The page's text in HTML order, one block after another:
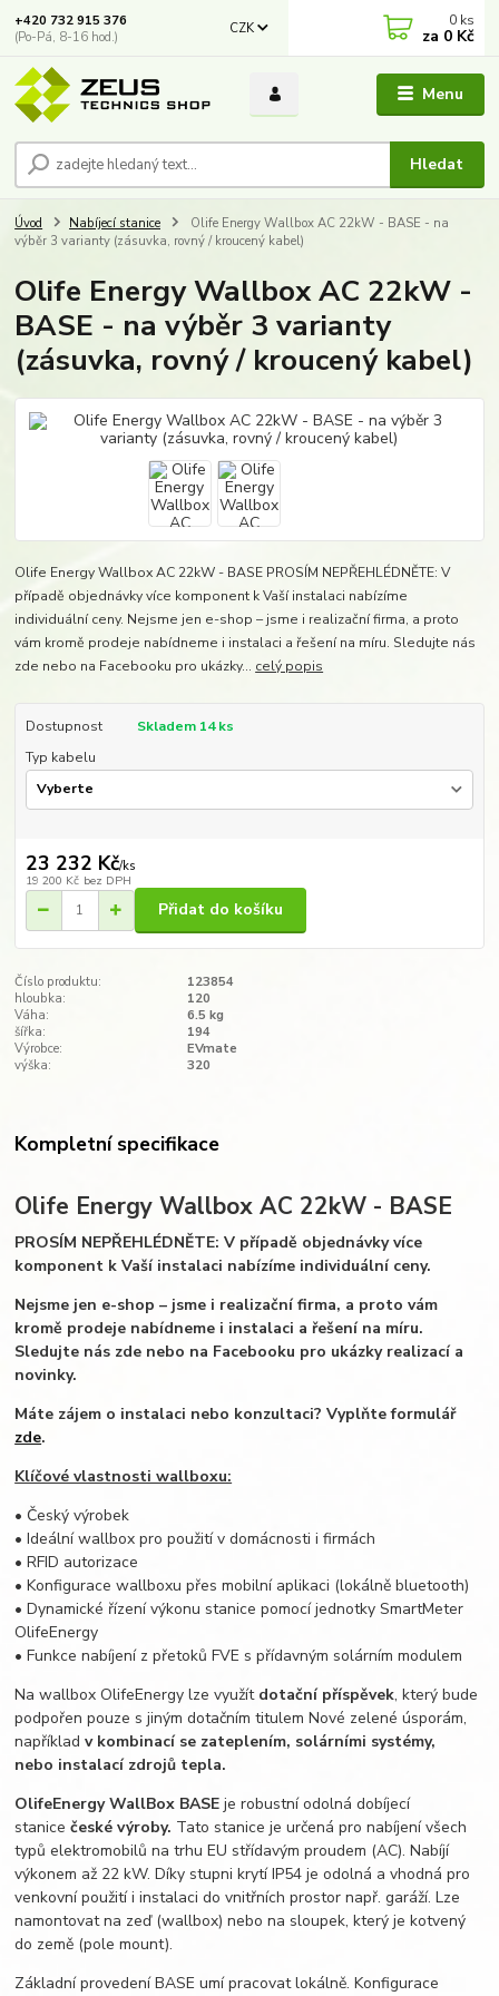
Menu
CZK
Hledat
+420 732 915 376
(Po-Pá, 8-16 hod.)
0 ks
za 0 Kč
Úvod Nabíjecí stanice
Olife Energy Wallbox AC 22kW - BASE - na
výběr 3 varianty (zásuvka, rovný / kroucený kabel)
Olife Energy Wallbox AC 22kW -
BASE - na výběr 3 varianty
(zásuvka, rovný / kroucený kabel)
Olife Energy Wallbox AC 22kW - BASE PROSÍM NEPŘEHLÉDNĚTE: V
případě objednávky více komponent k Vaší instalaci nabízíme
individuální ceny. Nejsme jen e-shop – jsme i realizační firma, a proto
vám kromě prodeje nabídneme i instalaci a řešení na míru. Sledujte nás
zde nebo na Facebooku pro ukázky... celý popis
Dostupnost
Skladem 14 ks
Typ kabelu
23 232 Kč/ks
19 200 Kč bez DPH
Přidat do košíku
Číslo produktu:
123854
hloubka:
120
Váha:
6.5 kg
šířka:
194
Výrobce:
EVmate
výška:
320
Kompletní specifikace
Olife Energy Wallbox AC 22kW - BASE
PROSÍM NEPŘEHLÉDNĚTE: V případě objednávky více
komponent k Vaší instalaci nabízíme individuální ceny.
Nejsme jen e-shop – jsme i realizační firma, a proto vám
kromě prodeje nabídneme i instalaci a řešení na míru.
Sledujte nás zde nebo na Facebooku pro ukázky realizací a
novinky.
Máte zájem o instalaci nebo konzultaci? Vyplňte formulář
zde.
Klíčové vlastnosti wallboxu:
• Český výrobek
• Ideální wallbox pro použití v domácnosti i firmách
•RFID autorizace
• Konfigurace wallboxu přes mobilní aplikaci (lokálně bluetooth)
• Dynamické řízení výkonu stanice pomocí jednotky SmartMeter
OlifeEnergy
• Funkce nabíjení z přetoků FVE s přídavným solárním modulem
Na wallbox OlifeEnergy lze využít dotační příspěvek, který bude
podpořen pouze s jiným dotačním titulem Nové zelené úsporám,
napříkladv kombinací se zateplením, solárními systémy,
nebo instalací zdrojů tepla.
OlifeEnergy WallBox BASE je robustní odolná dobíjecí
stanicečeské výroby. Tato stanice je určená pro nabíjení všech
typů elektromobilů na trhu EU střídavým proudem (AC). Nabíjí
výkonem až 22 kW. Díky stupni krytí IP54 je odolná a vhodná pro
venkovní použití i instalaci do vnitřních prostor např. garáží. Lze
namontovat na zeď (wallbox) nebo na sloupek, který je kotvený
do země (pole mount).
Základní provedení BASE umí pracovat lokálně. Konfigurace